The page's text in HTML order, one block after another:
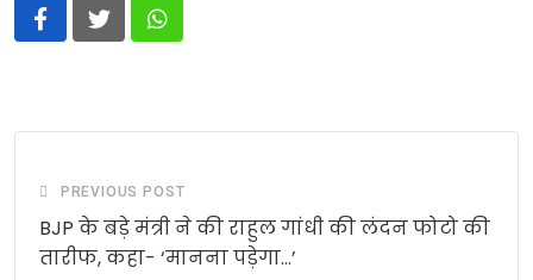
Whatsapp
PREVIOUS POST
BJP के बड़े मंत्री ने की राहुल गांधी की लंदन फोटो की
तारीफ, कहा- ‘मानना पड़ेगा…’